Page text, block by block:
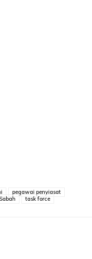
pegawai penyiasat
task force